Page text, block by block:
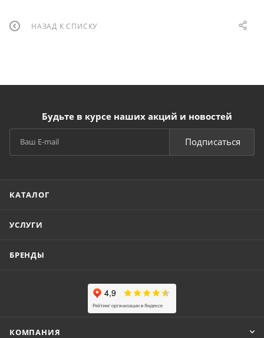
НАЗАД К СПИСКУ
Будьте в курсе наших акций и новостей
Подписаться
КАТАЛОГ
УСЛУГИ
БРЕНДЫ
КОМПАНИЯ